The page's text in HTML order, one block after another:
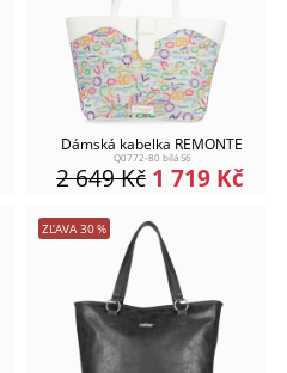
Dámská kabelka REMONTE
Q0772-80 bílá S6
1 719 Kč
2 649Kč
ZĽAVA 30%